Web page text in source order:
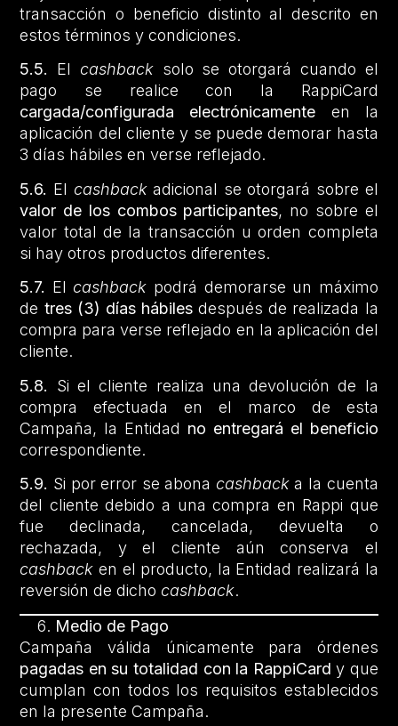
transacción o beneficio distinto al descrito en
estos términos y condiciones.
5.5.
El cashbacksolo se otorgará cuando el
pago se realice con la RappiCard
cargada/configurada electrónicamente en la
aplicación del cliente y se puede demorar hasta
3 días hábiles en verse reflejado.
5.6. El cashbackadicional se otorgará sobre el
valor de los combos participantes, no sobre el
valor total de la transacción u orden completa
si hay otros productos diferentes.
5.7. El cashback podrá demorarse un máximo
de tres (3) días hábiles después de realizada la
compra para verse reflejado en la aplicación del
cliente.
5.8. Si el cliente realiza una devolución de la
compra efectuada en el marco de esta
Campaña, la Entidad no entregará el beneficio
correspondiente.
5.9. Si por error se abona cashbacka la cuenta
del cliente debido a una compra en Rappi que
fue declinada, cancelada, devuelta o
rechazada, y el cliente aún conserva el
cashback en el producto, la Entidad realizará la
reversión de dicho cashback.
Medio de Pago
Campaña válida únicamente para órdenes
pagadas en su totalidad con la RappiCard y que
cumplan con todos los requisitos establecidos
en la presente Campaña.